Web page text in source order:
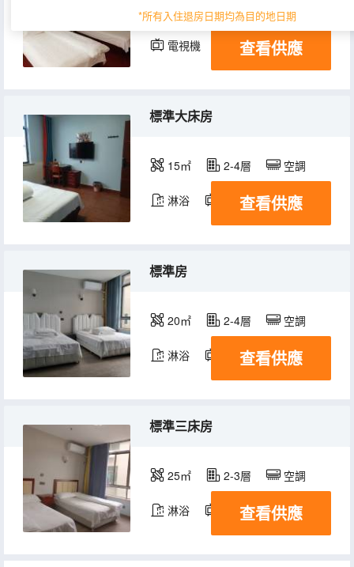
*所有入住退房日期均為目的地日期
15㎡ 4層 淋浴
電視機 查看供應
標準大床房
15㎡ 2-4層 空調
淋浴 電視機
查看供應
標準房
20㎡ 2-4層 空調
淋浴 電視機
查看供應
標準三床房
25㎡ 2-3層 空調
淋浴 電視機
查看供應